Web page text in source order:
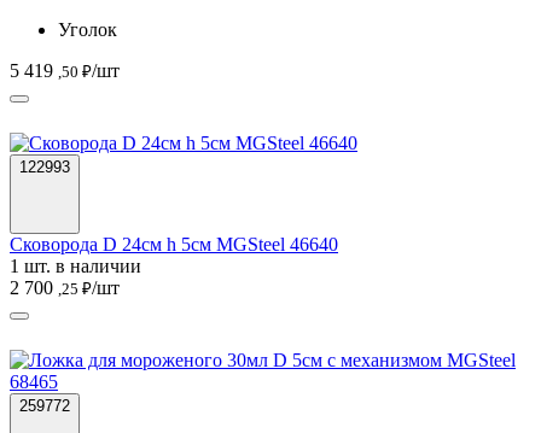
Уголок
5 419 ,50 ₽/шт
122993
Сковорода D 24см h 5см MGSteel 46640
1 шт. в наличии
2 700 ,25 ₽/шт
259772